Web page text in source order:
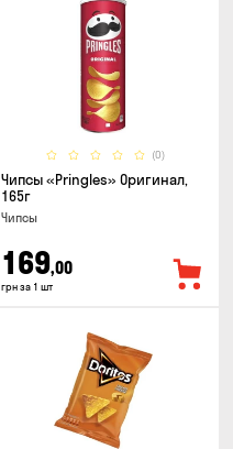
(0)
Чипсы «Pringles» Оригинал,
165г
Чипсы
169,00
грн за 1 шт